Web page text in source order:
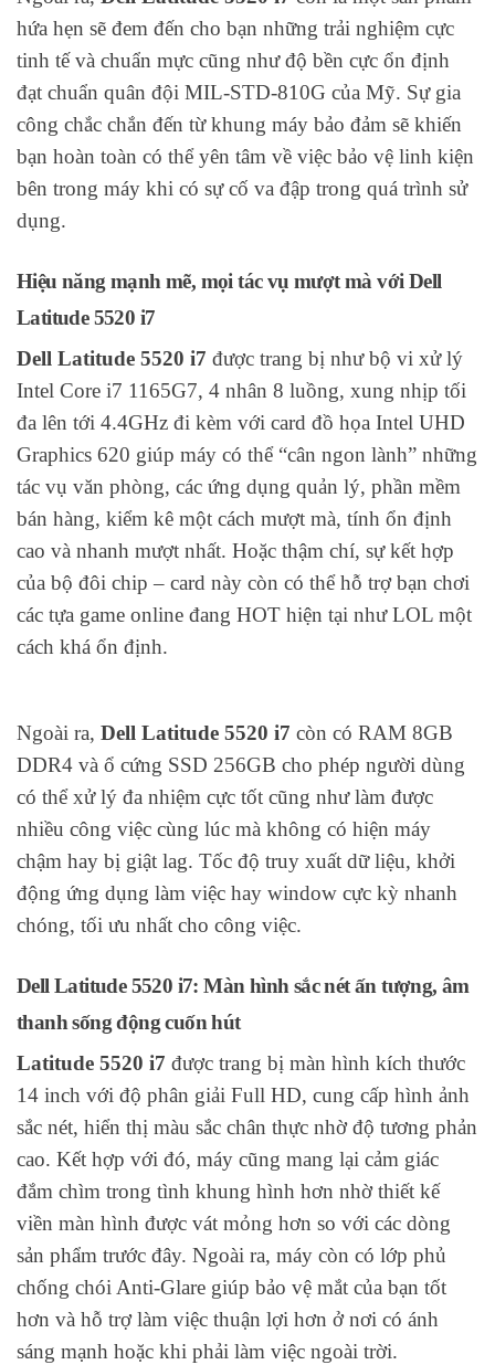
hứa hẹn sẽ đem đến cho bạn những trải nghiệm cực
tinh tế và chuẩn mực cũng như độ bền cực ổn định
đạt chuẩn quân đội MIL-STD-810G của Mỹ. Sự gia
công chắc chắn đến từ khung máy bảo đảm sẽ khiến
bạn hoàn toàn có thể yên tâm về việc bảo vệ linh kiện
bên trong máy khi có sự cố va đập trong quá trình sử
dụng.
Hiệu năng mạnh mẽ, mọi tác vụ mượt mà với Dell
Latitude 5520 i7
Dell Latitude 5520 i7 được trang bị như bộ vi xử lý
Intel Core i7 1165G7, 4 nhân 8 luồng, xung nhịp tối
đa lên tới 4.4GHz đi kèm với card đồ họa Intel UHD
Graphics 620 giúp máy có thể “cân ngon lành” những
tác vụ văn phòng, các ứng dụng quản lý, phần mềm
bán hàng, kiểm kê một cách mượt mà, tính ổn định
cao và nhanh mượt nhất. Hoặc thậm chí, sự kết hợp
của bộ đôi chip – card này còn có thể hỗ trợ bạn chơi
các tựa game online đang HOT hiện tại như LOL một
cách khá ổn định.
Ngoài ra, Dell Latitude 5520 i7 còn có RAM 8GB
DDR4 và ổ cứng SSD 256GB cho phép người dùng
có thể xử lý đa nhiệm cực tốt cũng như làm được
nhiều công việc cùng lúc mà không có hiện máy
chậm hay bị giật lag. Tốc độ truy xuất dữ liệu, khởi
động ứng dụng làm việc hay window cực kỳ nhanh
chóng, tối ưu nhất cho công việc.
Dell Latitude 5520 i7: Màn hình sắc nét ấn tượng, âm
thanh sống động cuốn hút
Latitude 5520 i7 được trang bị màn hình kích thước
14 inch với độ phân giải Full HD, cung cấp hình ảnh
sắc nét, hiển thị màu sắc chân thực nhờ độ tương phản
cao. Kết hợp với đó, máy cũng mang lại cảm giác
đắm chìm trong tình khung hình hơn nhờ thiết kế
viền màn hình được vát mỏng hơn so với các dòng
sản phẩm trước đây. Ngoài ra, máy còn có lớp phủ
chống chói Anti-Glare giúp bảo vệ mắt của bạn tốt
hơn và hỗ trợ làm việc thuận lợi hơn ở nơi có ánh
sáng mạnh hoặc khi phải làm việc ngoài trời.